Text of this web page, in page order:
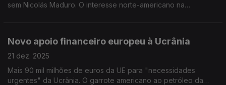
sem Nicolás Maduro. O interesse norte-americano na
Novo apoio financeiro europeu à Ucrânia
21 dez. 2025
Mais 90 mil milhões de euros da UE para "necessidades
urgentes" da Ucrânia. O garrote americano ao petróleo da